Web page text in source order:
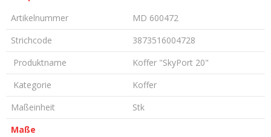
Artikelnummer
MD 600472
Strichcode
3873516004728
Produktname
Koffer "SkyPort 20"
Kategorie
Koffer
Maßeinheit
Stk
Maße